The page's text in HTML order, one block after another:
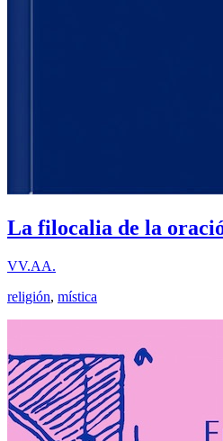
La filocalia de la
VV.AA.
religión, mística